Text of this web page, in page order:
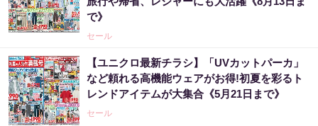
で》
セール
【ユニクロ最新チラシ】「UVカットパーカ」
など頼れる高機能ウェアがお得!初夏を彩るト
レンドアイテムが大集合《5月21日まで》
セール